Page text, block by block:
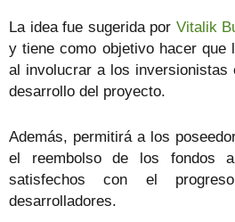
La idea fue sugerida por Vitalik
y tiene como objetivo hacer que
al involucrar a los inversionistas
desarrollo del proyecto.
Además, permitirá a los
el reembolso de los fondos
satisfechos con el
desarrolladores.